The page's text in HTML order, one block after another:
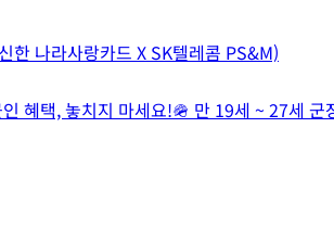
한 나라사랑카드 X SK텔레콤 PS&M)
혜택, 놓치지 마세요!🪖 만 19세 ~ 27세